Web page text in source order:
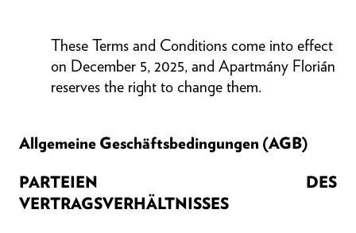
These Terms and Conditions come into effect
on December 5, 2025, and Apartmány Florián
reserves the right to change them.
Allgemeine Geschäftsbedingungen (AGB)
PARTEIEN DES
VERTRAGSVERHÄLTNISSES